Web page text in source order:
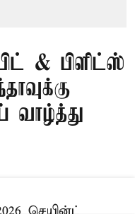
& பிளிட்ஸ்
வாழ்த்து